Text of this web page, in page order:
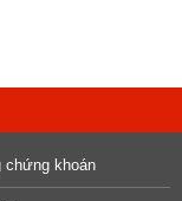
khoán